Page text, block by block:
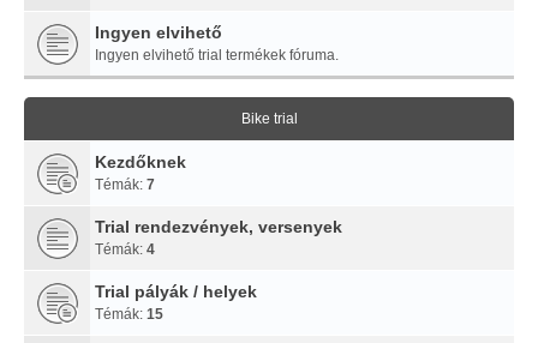
Ingyen elvihető
Ingyen elvihető trial termékek fóruma.
Bike trial
Kezdőknek
Témák: 7
Trial rendezvények, versenyek
Témák: 4
Trial pályák / helyek
Témák: 15